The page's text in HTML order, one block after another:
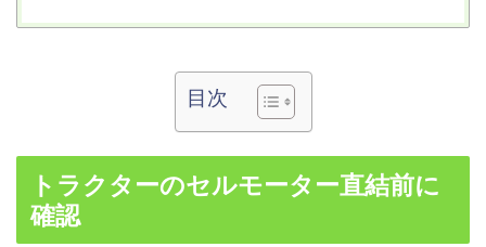
目次
トラクターのセルモーター直結前に
確認